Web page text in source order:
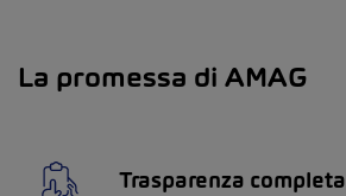
La promessa di AMAG
Trasparenza completa